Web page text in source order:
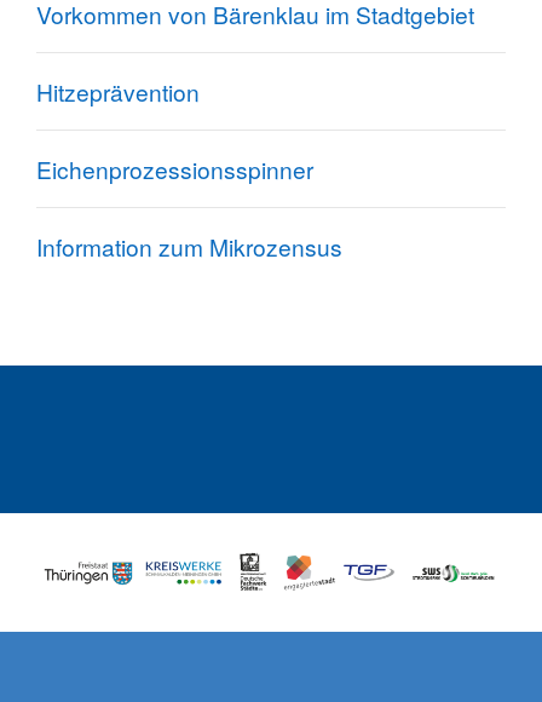
Vorkommen von Bärenklau im Stadtgebiet
Hitzeprävention
Eichenprozessionsspinner
Information zum Mikrozensus